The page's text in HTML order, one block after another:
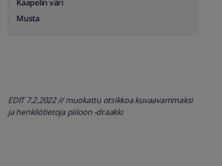
Kaapelin väri
Musta
EDIT 7.2.2022 // muokattu otsikkoa kuvaavammaksi
ja henkilötietoja piiloon -draakki